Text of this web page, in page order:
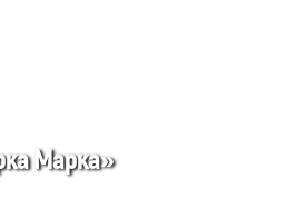
Марка»